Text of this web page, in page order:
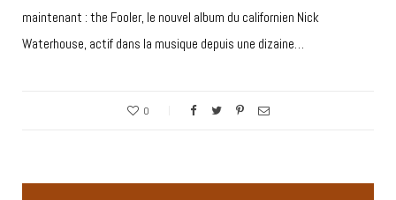
maintenant : the Fooler, le nouvel album du californien Nick
Waterhouse, actif dans la musique depuis une dizaine…
0